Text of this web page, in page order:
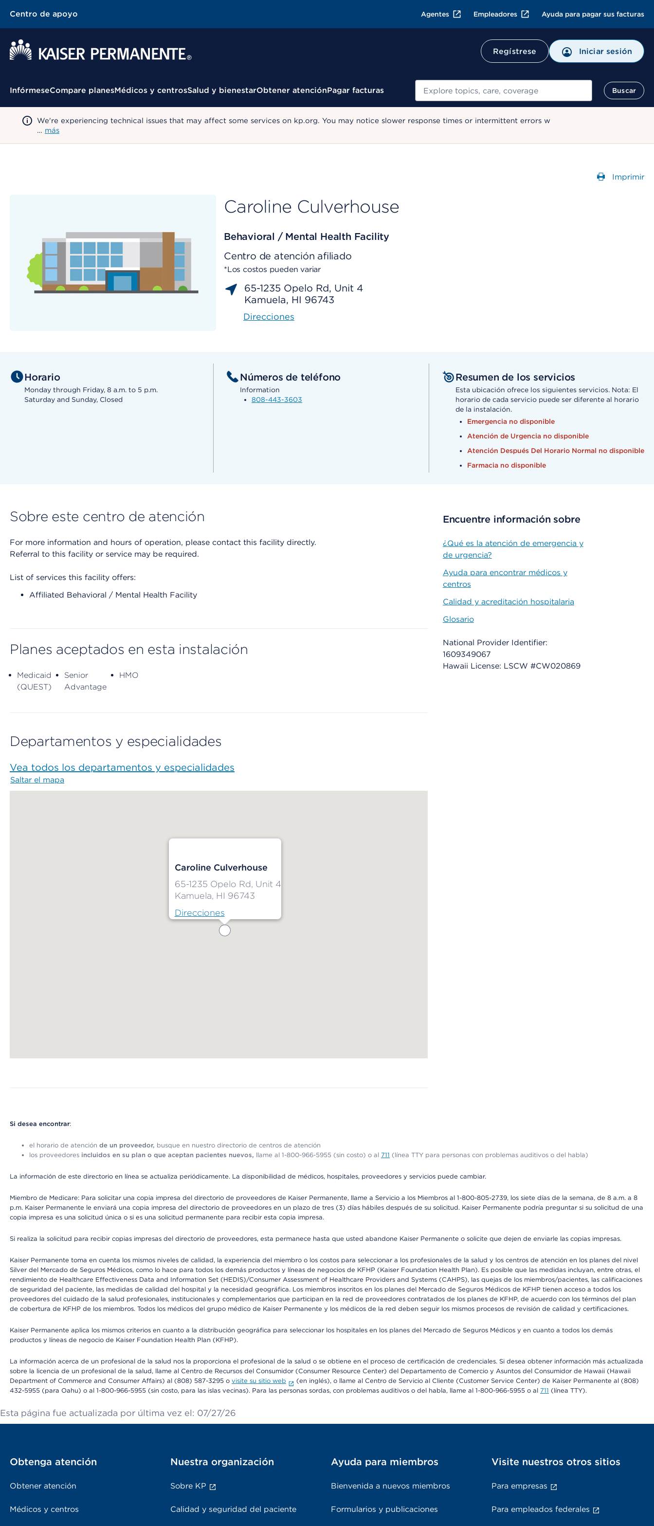
Centro de apoyo Agentes Empleadores Ayuda para pagar sus facturas
Regístrese Iniciar sesión
Menú contextual
InfórmeseCompare planesMédicos y centrosSalud y bienestarObtener atenciónPagar facturas Buscar
Buscar
We're experiencing technical issues that may affect some services on kp.org. You may notice slower response times or intermittent errors w
… más
Imprimir
Caroline Culverhouse
Behavioral / Mental Health Facility
Centro de atención afiliado
*Los costos pueden variar
65-1235 Opelo Rd, Unit 4
Kamuela, HI 96743
Direcciones
Horario
Monday through Friday, 8 a.m. to 5 p.m.
Saturday and Sunday, Closed
Números de teléfono
Information
808-443-3603
Resumen de los servicios
Esta ubicación ofrece los siguientes servicios. Nota: El
horario de cada servicio puede ser diferente al horario
de la instalación.
Emergencia no disponible
Atención de Urgencia no disponible
Atención Después Del Horario Normal no disponible
Farmacia no disponible
Sobre este centro de atención
For more information and hours of operation, please contact this facility directly.
Referral to this facility or service may be required.
List of services this facility offers:
Affiliated Behavioral / Mental Health Facility
Planes aceptados en esta instalación
Medicaid
(QUEST)
Senior
Advantage
HMO
Departamentos y especialidades
Vea todos los departamentos y especialidades
Saltar el mapa
Caroline Culverhouse
65-1235 Opelo Rd, Unit 4
Kamuela, HI 96743
Direcciones
Encuentre información sobre
¿Qué es la atención de emergencia y
de urgencia?
Ayuda para encontrar médicos y
centros
Calidad y acreditación hospitalaria
Glosario
National Provider Identifier:
1609349067
Hawaii License: LSCW #CW020869
Si desea encontrar:
el horario de atención de un proveedor, busque en nuestro directorio de centros de atención
los proveedores incluidos en su plan o que aceptan pacientes nuevos, llame al 1-800-966-5955 (sin costo) o al 711 (línea TTY para personas con problemas auditivos o del habla)
La información de este directorio en línea se actualiza periódicamente. La disponibilidad de médicos, hospitales, proveedores y servicios puede cambiar.
Miembro de Medicare: Para solicitar una copia impresa del directorio de proveedores de Kaiser Permanente, llame a Servicio a los Miembros al 1-800-805-2739, los siete días de la semana, de 8 a.m. a 8
p.m. Kaiser Permanente le enviará una copia impresa del directorio de proveedores en un plazo de tres (3) días hábiles después de su solicitud. Kaiser Permanente podría preguntar si su solicitud de una
copia impresa es una solicitud única o si es una solicitud permanente para recibir esta copia impresa.
Si realiza la solicitud para recibir copias impresas del directorio de proveedores, esta permanece hasta que usted abandone Kaiser Permanente o solicite que dejen de enviarle las copias impresas.
Kaiser Permanente toma en cuenta los mismos niveles de calidad, la experiencia del miembro o los costos para seleccionar a los profesionales de la salud y los centros de atención en los planes del nivel
Silver del Mercado de Seguros Médicos, como lo hace para todos los demás productos y líneas de negocios de KFHP (Kaiser Foundation Health Plan). Es posible que las medidas incluyan, entre otras, el
rendimiento de Healthcare Effectiveness Data and Information Set (HEDIS)/Consumer Assessment of Healthcare Providers and Systems (CAHPS), las quejas de los miembros/pacientes, las calificaciones
de seguridad del paciente, las medidas de calidad del hospital y la necesidad geográfica. Los miembros inscritos en los planes del Mercado de Seguros Médicos de KFHP tienen acceso a todos los
proveedores del cuidado de la salud profesionales, institucionales y complementarios que participan en la red de proveedores contratados de los planes de KFHP, de acuerdo con los términos del plan
de cobertura de KFHP de los miembros. Todos los médicos del grupo médico de Kaiser Permanente y los médicos de la red deben seguir los mismos procesos de revisión de calidad y certificaciones.
Kaiser Permanente aplica los mismos criterios en cuanto a la distribución geográfica para seleccionar los hospitales en los planes del Mercado de Seguros Médicos y en cuanto a todos los demás
productos y líneas de negocio de Kaiser Foundation Health Plan (KFHP).
La información acerca de un profesional de la salud nos la proporciona el profesional de la salud o se obtiene en el proceso de certificación de credenciales. Si desea obtener información más actualizada
sobre la licencia de un profesional de la salud, llame al Centro de Recursos del Consumidor (Consumer Resource Center) del Departamento de Comercio y Asuntos del Consumidor de Hawaii (Hawaii
Department of Commerce and Consumer Affairs) al (808) 587-3295 o visite su sitio web
(en inglés), o llame al Centro de Servicio al Cliente (Customer Service Center) de Kaiser Permanente al (808)
432-5955 (para Oahu) o al 1-800-966-5955 (sin costo, para las islas vecinas). Para las personas sordas, con problemas auditivos o del habla, llame al 1-800-966-5955 o al 711 (línea TTY).
Esta página fue actualizada por última vez el: 07/27/26
Obtenga atención
Obtener atención
Médicos y centros
Nuestra organización
Sobre KP
Calidad y seguridad del paciente
Ayuda para miembros
Bienvenida a nuevos miembros
Formularios y publicaciones
Visite nuestros otros sitios
Para empresas
Para empleados federales